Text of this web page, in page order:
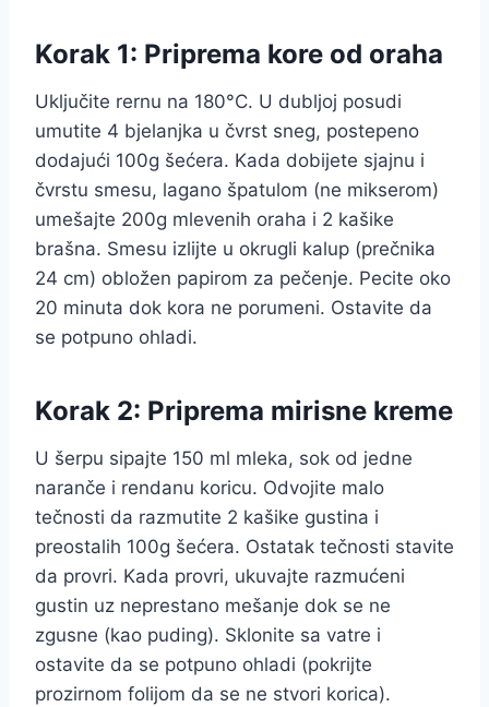
Korak 1: Priprema kore od oraha
Uključite rernu na 180°C. U dubljoj posudi
umutite 4 bjelanjka u čvrst sneg, postepeno
dodajući 100g šećera. Kada dobijete sjajnu i
čvrstu smesu, lagano špatulom (ne mikserom)
umešajte 200g mlevenih oraha i 2 kašike
brašna. Smesu izlijte u okrugli kalup (prečnika
24 cm) obložen papirom za pečenje. Pecite oko
20 minuta dok kora ne porumeni. Ostavite da
se potpuno ohladi.
Korak 2: Priprema mirisne kreme
U šerpu sipajte 150 ml mleka, sok od jedne
naranče i rendanu koricu. Odvojite malo
tečnosti da razmutite 2 kašike gustina i
preostalih 100g šećera. Ostatak tečnosti stavite
da provri. Kada provri, ukuvajte razmućeni
gustin uz neprestano mešanje dok se ne
zgusne (kao puding). Sklonite sa vatre i
ostavite da se potpuno ohladi (pokrijte
prozirnom folijom da se ne stvori korica).